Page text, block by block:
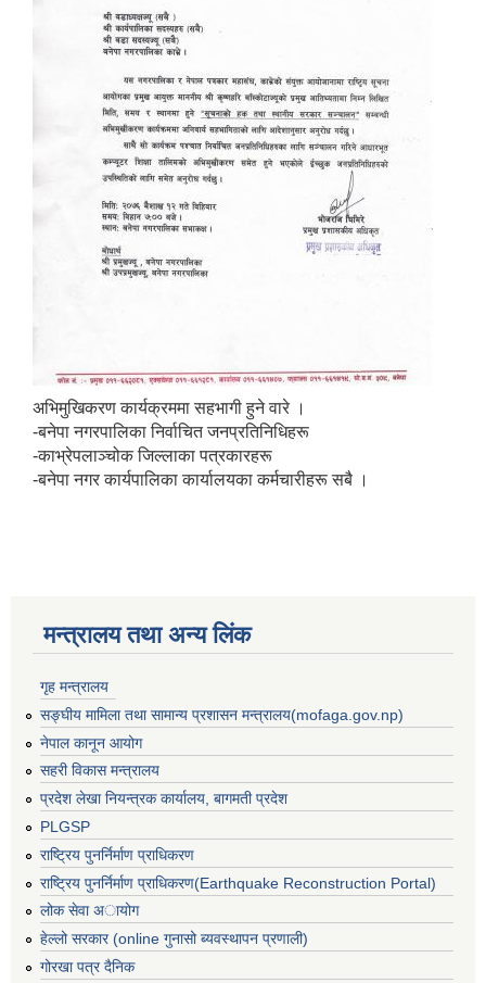
अभिमुखिकरण कार्यक्रममा सहभागी हुने वारे ।
-बनेपा नगरपालिका निर्वाचित जनप्रतिनिधिहरू
-काभ्रेपलाञ्चोक जिल्लाका पत्रकारहरू
-बनेपा नगर कार्यपालिका कार्यालयका कर्मचारीहरू सबै ।
मन्त्रालय तथा अन्य लिंक
गृह मन्त्रालय
सङ्घीय मामिला तथा सामान्य प्रशासन मन्त्रालय(mofaga.gov.np)
नेपाल कानून आयोग
सहरी विकास मन्त्रालय
प्रदेश लेखा नियन्त्रक कार्यालय, बागमती प्रदेश
PLGSP
राष्ट्रिय पुनर्निर्माण प्राधिकरण
राष्ट्रिय पुनर्निर्माण प्राधिकरण(Earthquake Reconstruction Portal)
लोक सेवा अायोग
हेल्लो सरकार (online गुनासो ब्यवस्थापन प्रणाली)
गोरखा पत्र दैनिक